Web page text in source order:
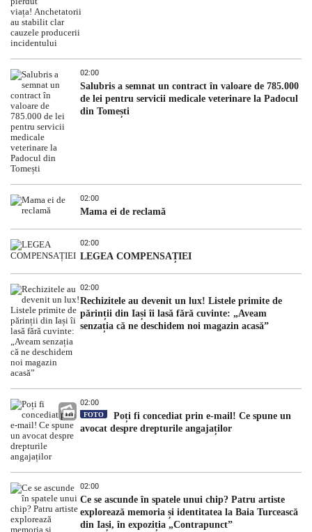
02:00
Salubris a semnat un contract în valoare de 785.000
de lei pentru servicii medicale veterinare la Padocul
din Tomești
02:00
Mama ei de reclamă
02:00
LEGEA COMPENSAȚIEI
02:00
Rechizitele au devenit un lux! Listele primite de
părinții din Iași îi lasă fără cuvinte: „Aveam
senzația că ne deschidem noi magazin acasă”
02:00
FOTO
Poți fi concediat prin e-mail! Ce spune un
avocat despre drepturile angajaților
02:00
Ce se ascunde în spatele unui chip? Patru artiste
explorează memoria și identitatea la Baia Turcească
din Iași, în expoziția „Contrapunct”